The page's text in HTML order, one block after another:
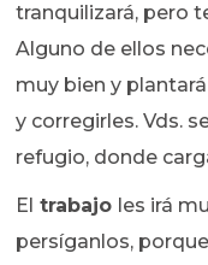
tranquilizará, pero
Alguno de ellos
muy bien y
y corregirles. Vds.
refugio, donde
El trabajo les irá
persíganlos,